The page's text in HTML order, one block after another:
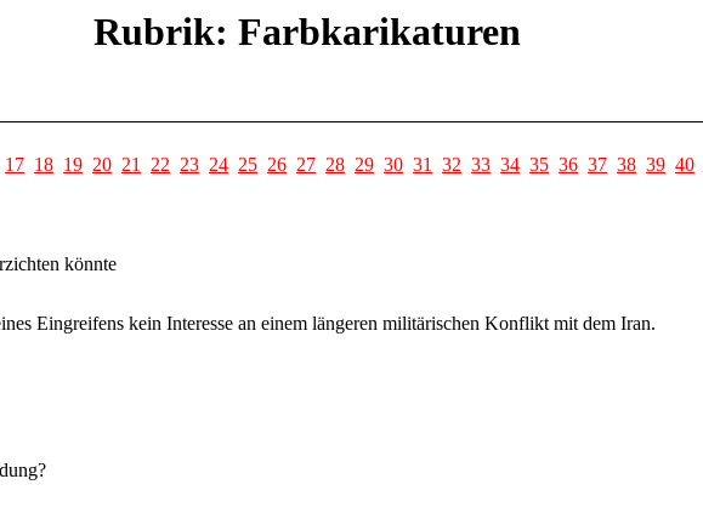
Rubrik: Farbkarikaturen
17 18 19 20 21 22 23 24 25 26 27 28 29 30 31 32 33 34 35 36 37 38 39 40
könnte
Eingreifens kein Interesse an einem längeren militärischen Konflikt mit dem Iran.